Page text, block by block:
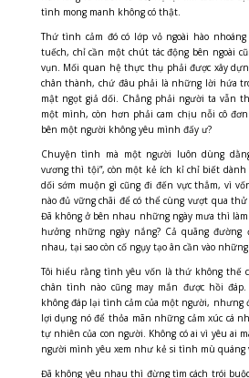
tình mong manh không có thật.
Thứ tình cảm đó có lớp vỏ ngoài hào
tuếch, chỉ cần một chút tác động bên ngoài
vụn. Mối quan hệ thực thụ phải được xây
chân thành, chứ đâu phải là những lời hứa
mật ngọt giả dối. Chẳng phải người ta vẫn
một mình, còn hơn phải cam chịu nỗi cô
bên một người không yêu mình đấy ư?
Chuyện tình mà một người luôn dùng
vương thì tội”, còn một kẻ ích kỉ chỉ biết dành
dối sớm muộn gì cũng đi đến vực thẳm, vì
nào đủ vững chãi để có thể cùng vượt qua
Đã không ở bên nhau những ngày mưa thì làm
hưởng những ngày nắng? Cả quãng đường
nhau, tại sao còn cố ngụy tạo ân cần vào
Tôi hiểu rằng tình yêu vốn là thứ không thế
chân tình nào cũng may mắn được hồi
không đáp lại tình cảm của một người, nhưng
lợi dụng nó để thỏa mãn những cảm xúc cá
tự nhiên của con người. Không có ai vì yêu ai
người mình yêu xem như kẻ si tình mù quáng
Đã không yêu nhau thì đừng tìm cách trói